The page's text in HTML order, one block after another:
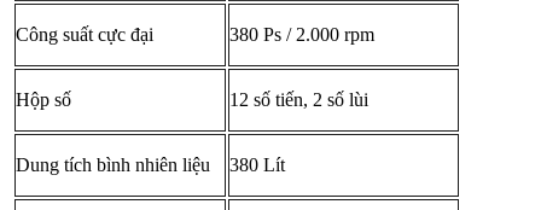
Công suất cực đại 380 Ps / 2.000 rpm
Hộp số 12 số tiến, 2 số lùi
Dung tích bình nhiên liệu 380 Lít